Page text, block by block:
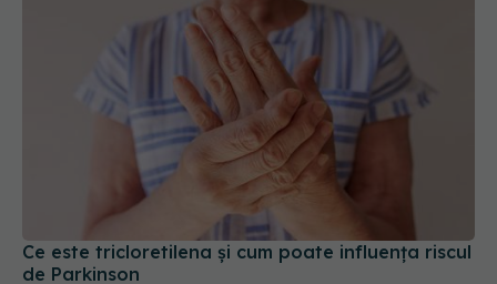
Ce este tricloretilena și cum poate influența riscul
de Parkinson